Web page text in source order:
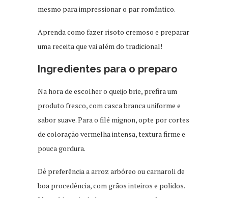
mesmo para impressionar o par romântico.
Aprenda como fazer risoto cremoso e preparar
uma receita que vai além do tradicional!
Ingredientes para o preparo
Na hora de escolher o queijo brie, prefira um
produto fresco, com casca branca uniforme e
sabor suave. Para o filé mignon, opte por cortes
de coloração vermelha intensa, textura firme e
pouca gordura.
Dê preferência a arroz arbóreo ou carnaroli de
boa procedência, com grãos inteiros e polidos.